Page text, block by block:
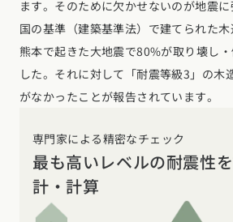
ます。そのために欠かせないのが地震に
国の基準（建築基準法）で建てられた
熊本で起きた大地震で80%が取り壊し
した。それに対して「耐震等級3」の木
がなかったことが報告されています。
専門家による精密なチェック
最も高いレベルの耐震性
計・計算